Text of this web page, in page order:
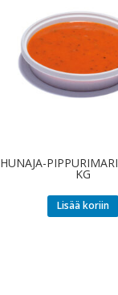
HUNAJA-
KG
Lisää koriin